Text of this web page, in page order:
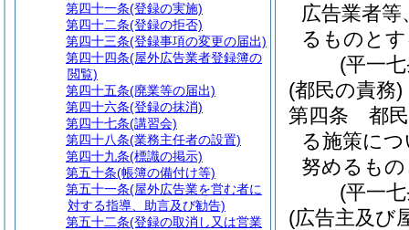
広告業者
るものと
(平一
(都民の責務)
第四条
都
る施策に
努めるも
(平一
(広告主及び
第四十一条(登録の実施)
第四十二条(登録の拒否)
第四十三条(登録事項の変更の届出)
第四十四条(屋外広告業者登録簿の
閲覧)
第四十五条(廃業等の届出)
第四十六条(登録の抹消)
第四十七条(講習会)
第四十八条(業務主任者の設置)
第四十九条(標識の掲示)
第五十条(帳簿の備付け等)
第五十一条(屋外広告業を営む者に
対する指導、助言及び勧告)
第五十二条(登録の取消し又は営業